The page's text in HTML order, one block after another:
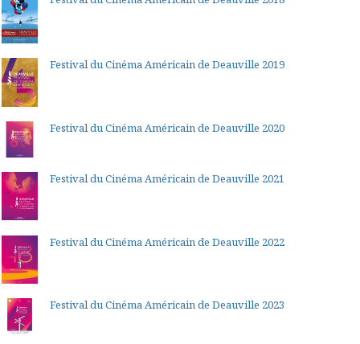
Festival du Cinéma Américain de Deauville 2019
Festival du Cinéma Américain de Deauville 2020
Festival du Cinéma Américain de Deauville 2021
Festival du Cinéma Américain de Deauville 2022
Festival du Cinéma Américain de Deauville 2023